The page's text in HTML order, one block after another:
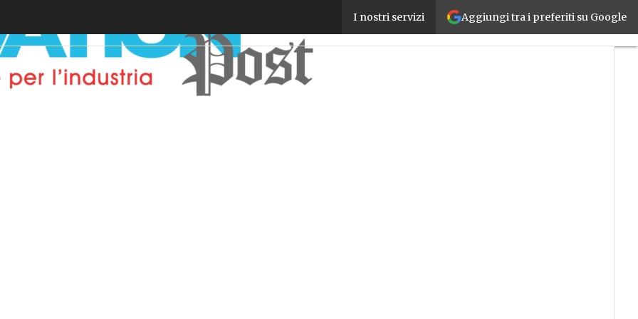
Aggiungi tra i preferiti su Google
I nostri servizi
Tre giorni sulle Dolomiti con Smact per